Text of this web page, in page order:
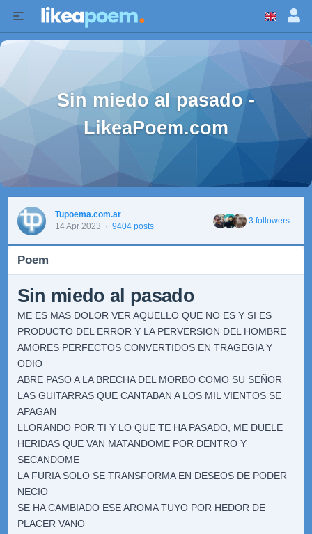
Sin miedo al pasado -
LikeaPoem.com
Tupoema.com.ar
14 Apr 2023 · 9404 posts
3 followers
Poem
Sin miedo al pasado
ME ES MAS DOLOR VER AQUELLO QUE NO ES Y SI ES
PRODUCTO DEL ERROR Y LA PERVERSION DEL HOMBRE
AMORES PERFECTOS CONVERTIDOS EN TRAGEGIA Y
ODIO
ABRE PASO A LA BRECHA DEL MORBO COMO SU SEÑOR
LAS GUITARRAS QUE CANTABAN A LOS MIL VIENTOS SE
APAGAN
LLORANDO POR TI Y LO QUE TE HA PASADO, ME DUELE
HERIDAS QUE VAN MATANDOME POR DENTRO Y
SECANDOME
LA FURIA SOLO SE TRANSFORMA EN DESEOS DE PODER
NECIO
SE HA CAMBIADO ESE AROMA TUYO POR HEDOR DE
PLACER VANO